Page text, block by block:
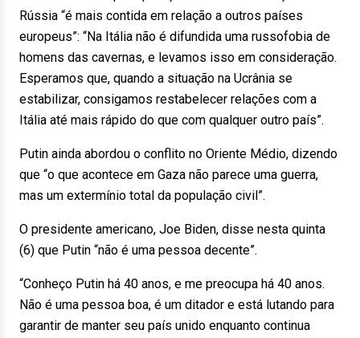
Rússia “é mais contida em relação a outros países
europeus”: “Na Itália não é difundida uma russofobia de
homens das cavernas, e levamos isso em consideração.
Esperamos que, quando a situação na Ucrânia se
estabilizar, consigamos restabelecer relações com a
Itália até mais rápido do que com qualquer outro país”.
Putin ainda abordou o conflito no Oriente Médio, dizendo
que “o que acontece em Gaza não parece uma guerra,
mas um extermínio total da população civil”.
O presidente americano, Joe Biden, disse nesta quinta
(6) que Putin “não é uma pessoa decente”.
“Conheço Putin há 40 anos, e me preocupa há 40 anos.
Não é uma pessoa boa, é um ditador e está lutando para
garantir de manter seu país unido enquanto continua